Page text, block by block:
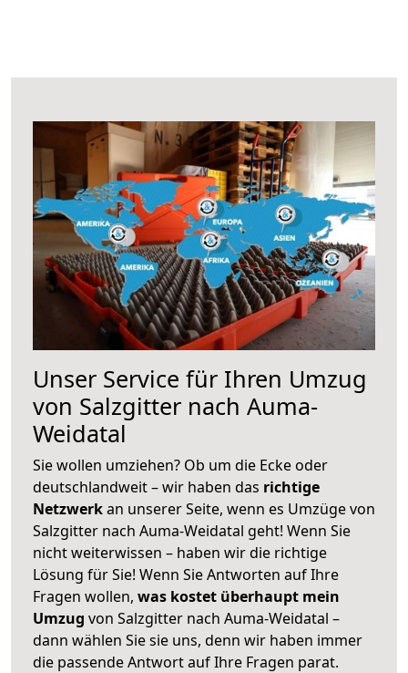
Unser Service für Ihren Umzug
von Salzgitter nach Auma-
Weidatal
Sie wollen umziehen? Ob um die Ecke oder
deutschlandweit – wir haben das richtige
Netzwerkan unserer Seite, wenn es Umzüge von
Salzgitter nach Auma-Weidatal geht! Wenn Sie
nicht weiterwissen – haben wir die richtige
Lösung für Sie! Wenn Sie Antworten auf Ihre
Fragen wollen, was kostet überhaupt mein
Umzug von Salzgitter nach Auma-Weidatal –
dann wählen Sie sie uns, denn wir haben immer
die passende Antwort auf Ihre Fragen parat.